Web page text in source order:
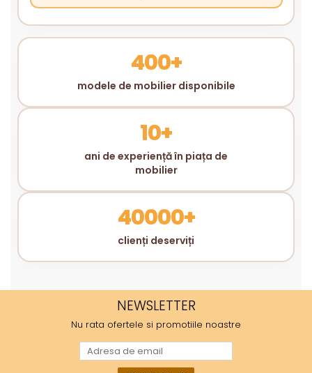
400+
modele de mobilier disponibile
10+
ani de experiență în piața de
mobilier
40000+
clienți deserviți
NEWSLETTER
Nu rata ofertele si promotiile noastre